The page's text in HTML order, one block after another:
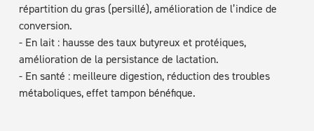
répartition du gras (persillé), amélioration de l’indice de
conversion.
- En lait : hausse des taux butyreux et protéiques,
amélioration de la persistance de lactation.
- En santé : meilleure digestion, réduction des troubles
métaboliques, effet tampon bénéfique.